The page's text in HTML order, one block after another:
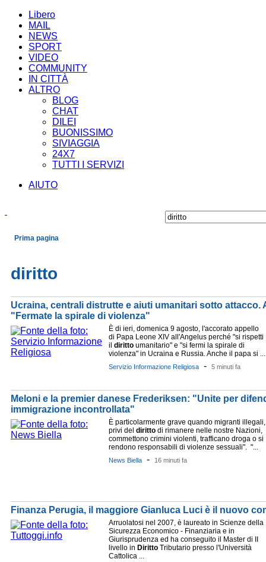
Libero
MAIL
NEWS
SPORT
VIDEO
COMMUNITY
IN CITTÀ
ALTRO
BLOG
CHAT
DILEI
BUONISSIMO
SIVIAGGIA
24X7
TUTTI I SERVIZI
AIUTO
Prima pagina
diritto
Ucraina, centrali distrutte e aiuti umanitari sotto attacco.
"Fermate la spirale di violenza"
È di ieri, domenica 9 agosto, l'accorato appello
di Papa Leone XIV all'Angelus perché "si rispetti
il diritto umanitario" e "si fermi la spirale di
violenza" in Ucraina e Russia. Anche il papa si ...
Servizio Informazione Religiosa - 5 minuti fa
Meloni e la premier danese Frederiksen: "Unite per
immigrazione incontrollata"
È particolarmente grave quando migranti illegali,
privi del diritto di rimanere nelle nostre Nazioni,
commettono crimini violenti, trafficano droga o si
rendono responsabili di violenze sessuali". "...
News Biella - 16 minuti fa
Finanza Perugia, il maggiore Gianluca Luci è il nuovo
Arruolatosi nel 2007, è laureato in Scienze della
Sicurezza Economico - Finanziaria e in
Giurisprudenza ed ha conseguito il Master di II
livello in Diritto Tributario presso l'Università
Cattolica ...